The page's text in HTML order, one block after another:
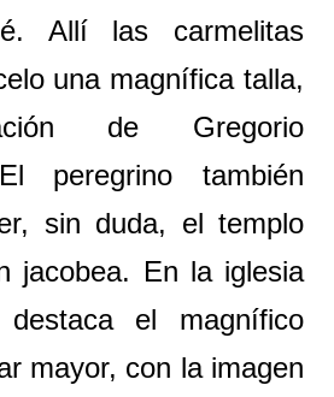
Allí las carmelitas
una magnífica talla,
de Gregorio
peregrino también
sin duda, el templo
jacobea. En la iglesia
el magnífico
mayor, con la imagen